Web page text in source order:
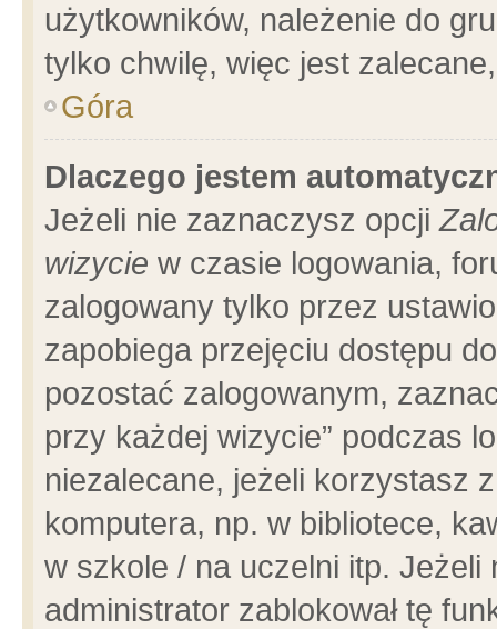
użytkowników, należenie do
tylko chwilę, więc jest
Góra
Dlaczego jestem
Jeżeli nie zaznaczysz opcji
wizycie w czasie logowania,
zalogowany tylko przez
zapobiega przejęciu dostępu
pozostać zalogowanym,
przy każdej wizycie” podczas
niezalecane, jeżeli korzystasz
komputera, np. w bibliotece,
w szkole / na uczelni itp.
administrator zablokował tę